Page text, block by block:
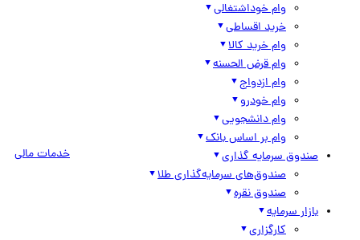
وام خوداشتغالی
خرید اقساطی
وام خرید کالا
وام قرض الحسنه
وام ازدواج
وام خودرو
وام دانشجویی
وام بر اساس بانک
صندوق سرمایه گذاری
صندوق‌های سرمایه‌گذاری طلا
صندوق نقره
بازار سرمایه
کارگزاری
خدمات مالی